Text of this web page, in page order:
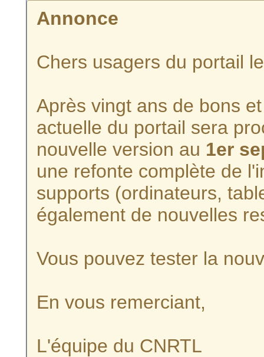
Annonce
Chers usagers du portail
Après vingt ans de bons
actuelle du portail sera
nouvelle version au 1er
une refonte complète de
supports (ordinateurs,
également de nouvelles
Vous pouvez tester la
En vous remerciant,
L'équipe du CNRTL